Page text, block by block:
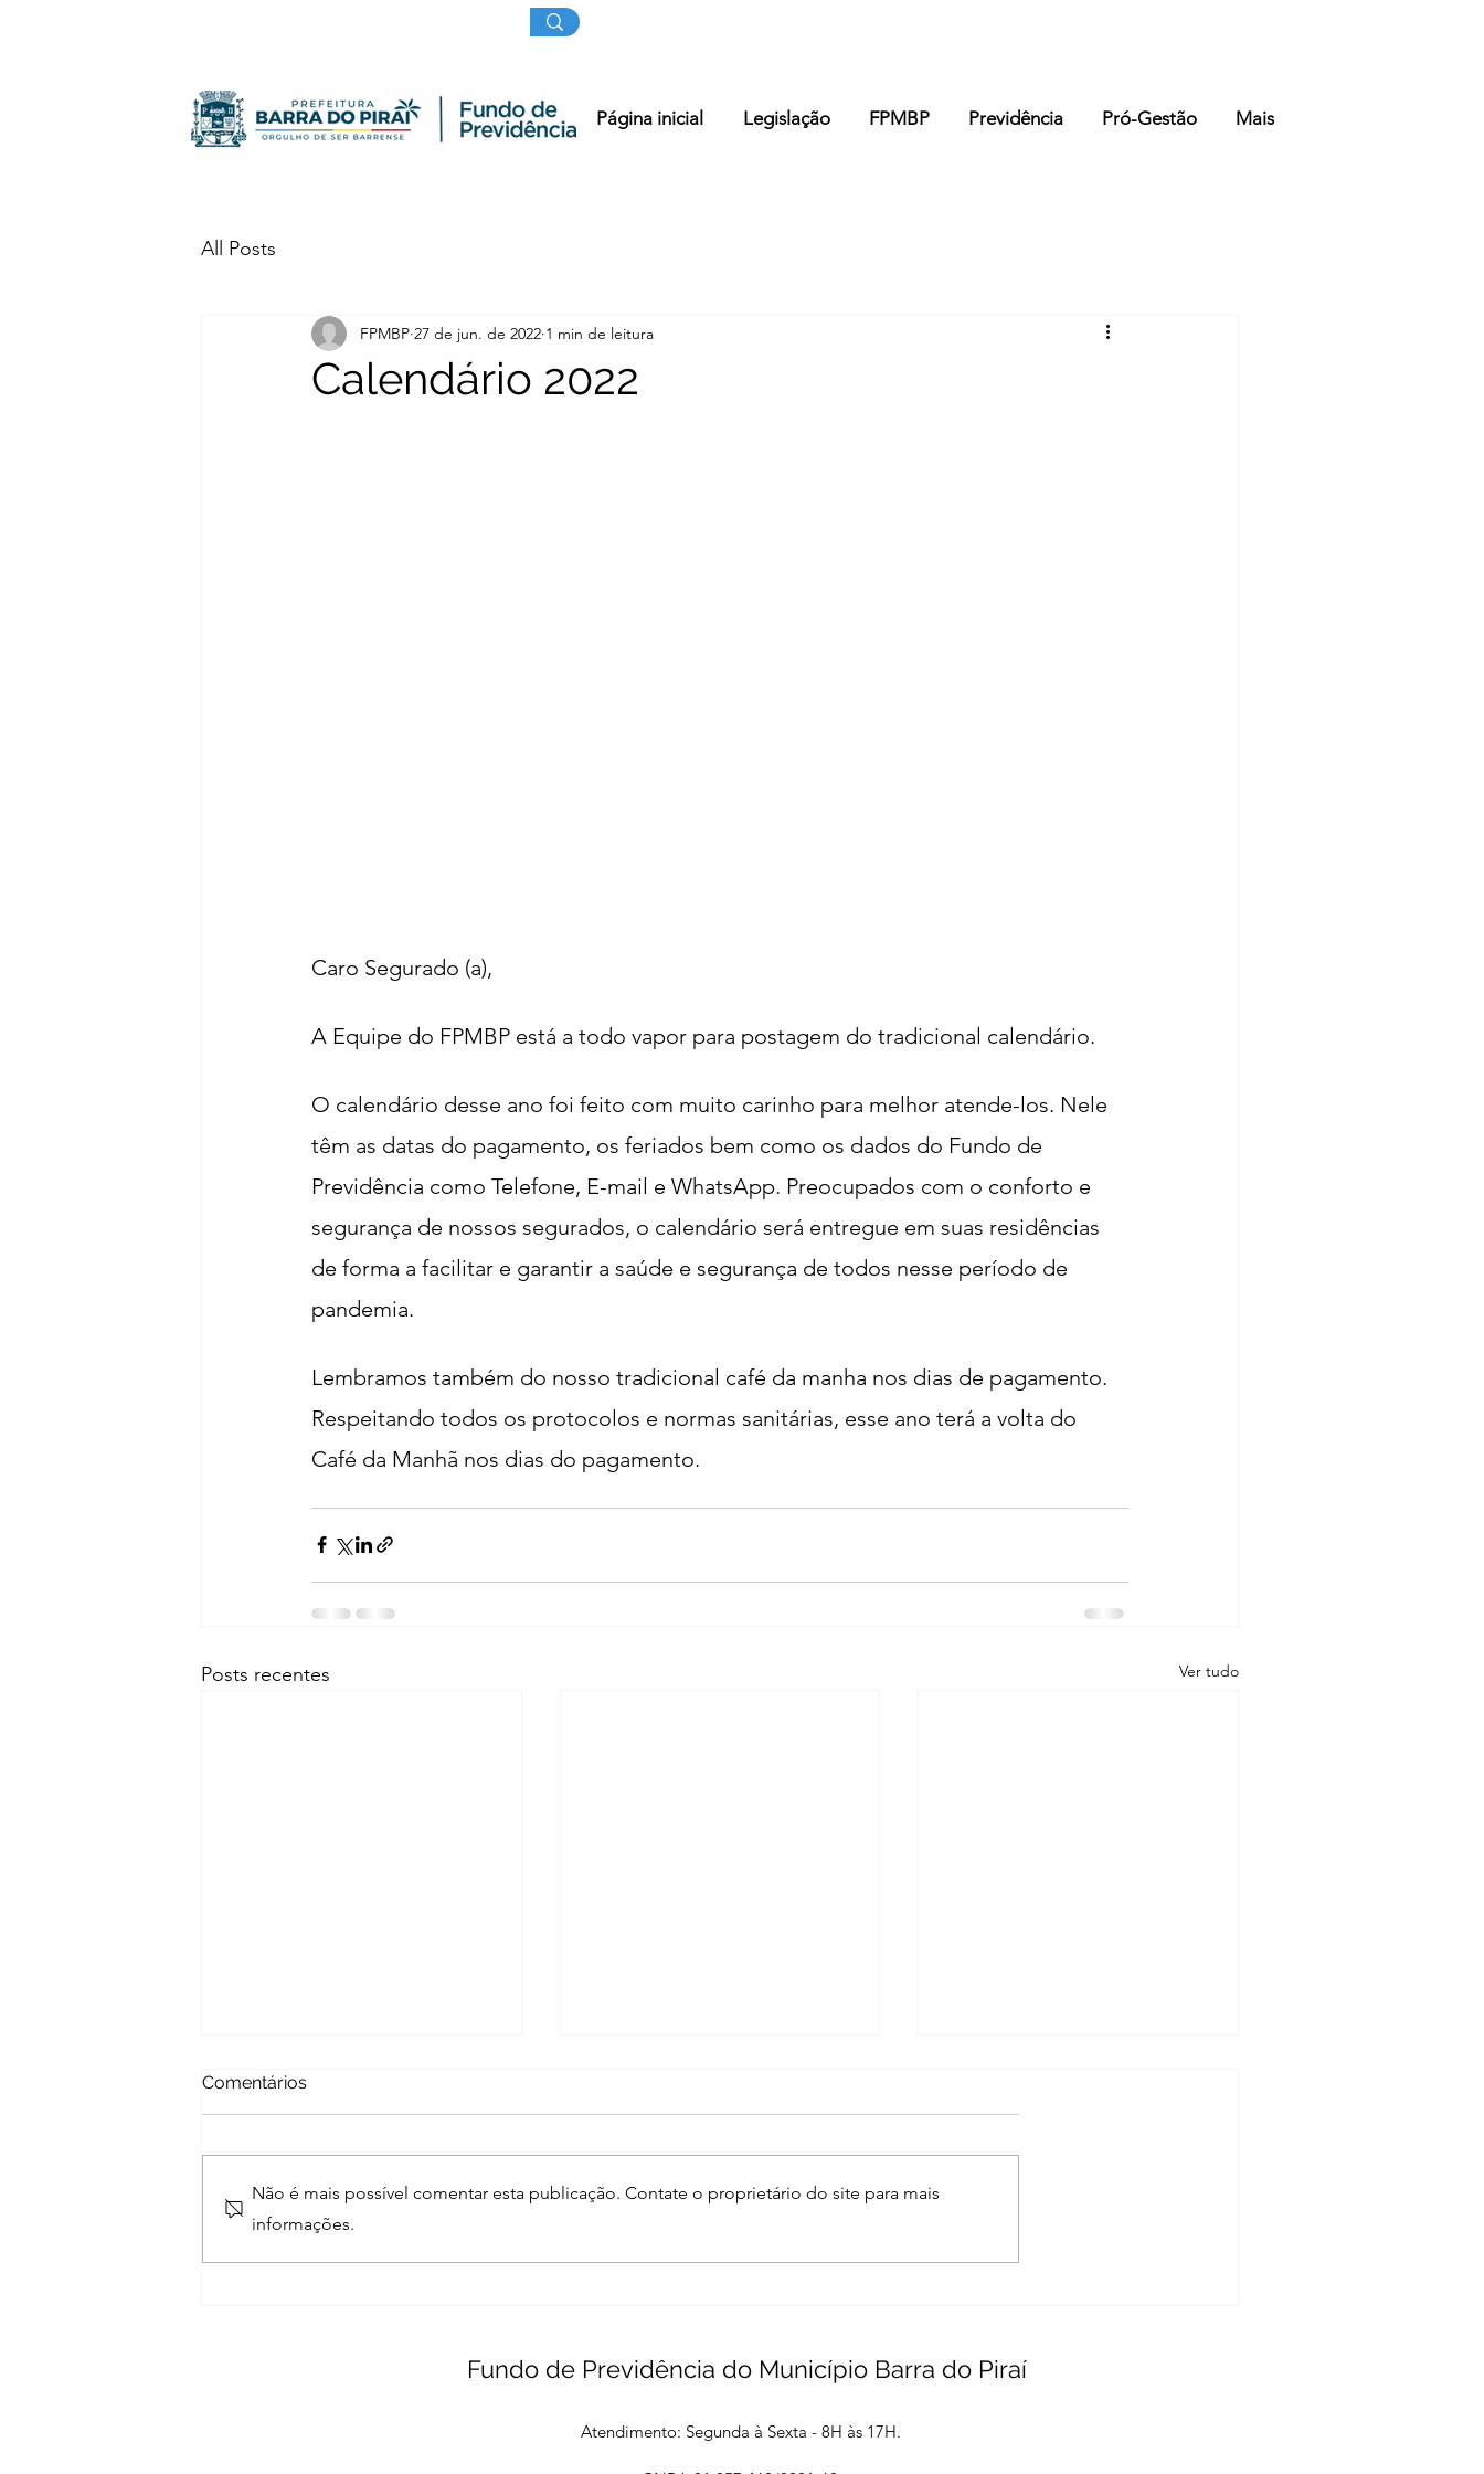
Página inicial Legislação FPMBP Previdência Pró-Gestão Mais
All Posts
Calendário 2022
FPMBP 27 de jun. de 2022 1 min de leitura
Caro Segurado (a),
A Equipe do FPMBP está a todo vapor para postagem do tradicional calendário.
O calendário desse ano foi feito com muito carinho para melhor atende-los. Nele
têm as datas do pagamento, os feriados bem como os dados do Fundo de
Previdência como Telefone, E-mail e WhatsApp. Preocupados com o conforto e
segurança de nossos segurados, o calendário será entregue em suas residências
de forma a facilitar e garantir a saúde e segurança de todos nesse período de
pandemia.
Lembramos também do nosso tradicional café da manha nos dias de pagamento.
Respeitando todos os protocolos e normas sanitárias, esse ano terá a volta do
Café da Manhã nos dias do pagamento.
Posts recentes Ver tudo
de Janeiro
Comentários
Não é mais possível comentar esta publicação. Contate o proprietário do site para mais
informações.
Fundo de Previdência do Município Barra do Piraí
Atendimento: Segunda à Sexta - 8H às 17H.